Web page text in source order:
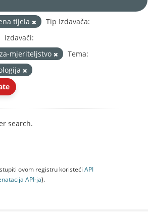
tijela
Tip Izdavača:
Izdavači:
mjeriteljstvo
Tema:
search.
ovom registru koristeći API
API-jа).